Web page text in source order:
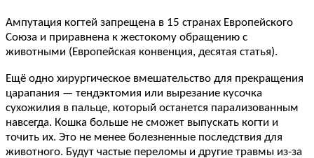
Ампутация когтей запрещена в 15 странах Европейского
Союза и приравнена к жестокому обращению с
животными (Европейская конвенция, десятая статья).
Ещё одно хирургическое вмешательство для прекращения
царапания — тендэктомия или вырезание кусочка
сухожилия в пальце, который останется парализованным
навсегда. Кошка больше не сможет выпускать когти и
точить их. Это не менее болезненные последствия для
животного. Будут частые переломы и другие травмы из-за